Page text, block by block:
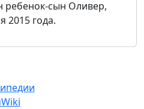
ребенок-сын Оливер,
2015 года.